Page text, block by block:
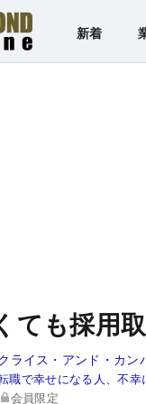
新着
ても採用
ライス・アンド・カン
職で幸せになる人、不
会員限定